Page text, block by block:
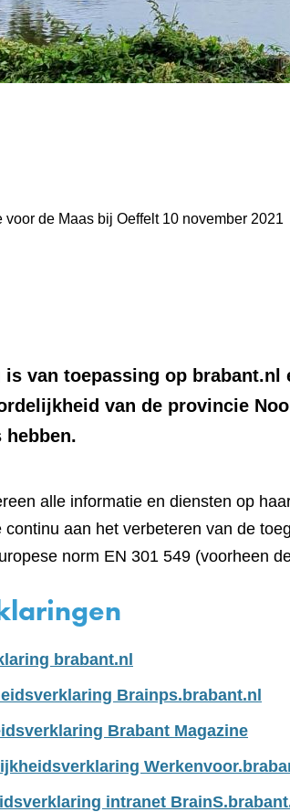
voor de Maas bij Oeffelt 10 november 2021
van toepassing op brabant.nl
van de provincie
hebben.
alle informatie en diensten op
aan het verbeteren van de
norm EN 301 549 (voorheen
brabant.nl
Brainps.brabant.nl
Brabant Magazine
intranet